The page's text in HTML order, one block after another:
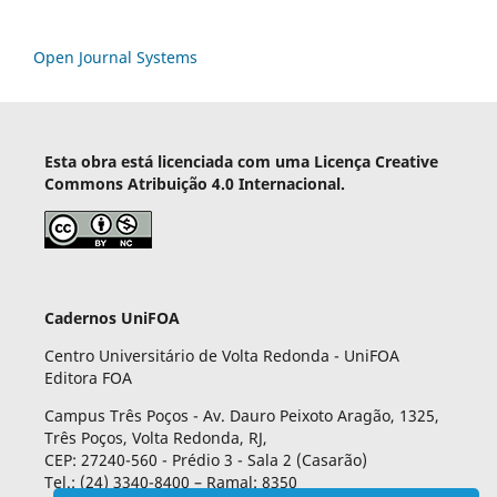
Open Journal Systems
Esta obra está licenciada com uma Licença Creative
Commons Atribuição 4.0 Internacional.
Cadernos UniFOA
Centro Universitário de Volta Redonda - UniFOA
Editora FOA
Campus Três Poços - Av. Dauro Peixoto Aragão, 1325,
Três Poços, Volta Redonda, RJ,
CEP: 27240-560 - Prédio 3 - Sala 2 (Casarão)
Tel.: (24) 3340-8400 – Ramal: 8350